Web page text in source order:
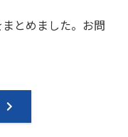
とめました。お問